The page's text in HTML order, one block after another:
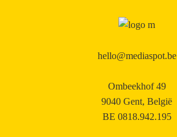
hello@mediaspot.be
Ombeekhof 49
9040 Gent, België
BE 0818.942.195